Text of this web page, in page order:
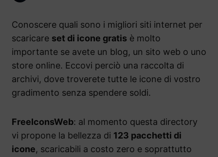
Conoscere quali sono i migliori siti internet per
scaricare set di icone gratis è molto
importante se avete un blog, un sito web o uno
store online. Eccovi perciò una raccolta di
archivi, dove troverete tutte le icone di vostro
gradimento senza spendere soldi.
FreeIconsWeb: al momento questa directory
vi propone la bellezza di 123 pacchetti di
icone, scaricabili a costo zero e soprattutto